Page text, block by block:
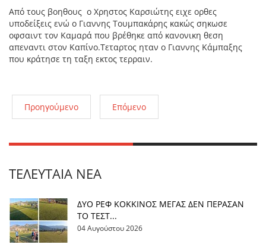
Από τους βοηθους ο Χρηστος Καρσιώτης ειχε ορθες
υποδείξεις ενώ ο Γιαννης Τουμπακάρης κακώς σηκωσε
οφσαιντ τον Καμαρά που βρέθηκε από κανονικη θεση
απεναντι στον Καπίνο.Τεταρτος ηταν ο Γιαννης Κάμπαξης
που κράτησε τη ταξη εκτος τερραιν.
Προηγούμενο Επόμενο
ΤΕΛΕΥΤΑΊΑ ΝΈΑ
ΔΥΟ ΡΕΦ ΚΟΚΚΙΝΟΣ ΜΕΓΑΣ ΔΕΝ ΠΕΡΑΣΑΝ
ΤΟ ΤΕΣΤ...
04 Αυγούστου 2026